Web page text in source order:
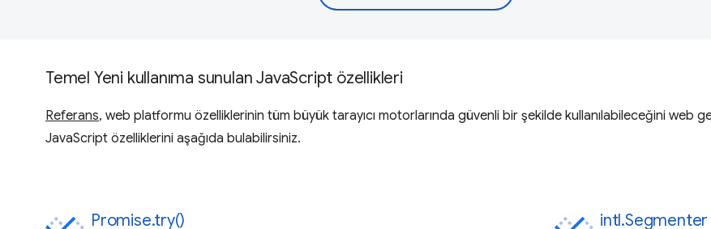
Temel Yeni kullanıma sunulan JavaScript özellikleri
Referans, web platformu özelliklerinin tüm büyük tarayıcı motorlarında güvenli bir şekilde kullanılabileceğini web
JavaScript özelliklerini aşağıda bulabilirsiniz.
Promise.try() intl.Segmenter